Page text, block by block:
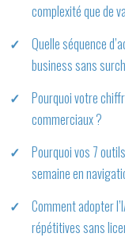
complexité que de
Quelle séquence
business sans
Pourquoi votre
commerciaux ?
Pourquoi vos 7
semaine en
Comment adopter
répétitives sans